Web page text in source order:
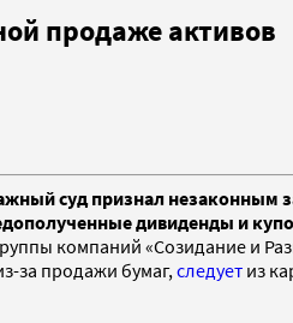
продаже активов
суд признал незаконным
дивиденды и
компаний «Созидание и
за продажи бумаг, следует из